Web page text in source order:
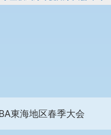
東海地区春季大会